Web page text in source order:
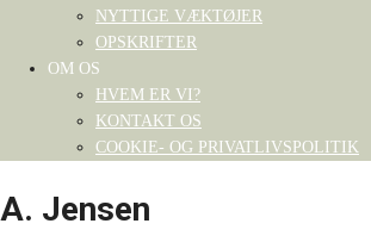
NYTTIGE VÆKTØJER
OPSKRIFTER
OM OS
HVEM ER VI?
KONTAKT OS
COOKIE- OG PRIVATLIVSPOLITIK
A. Jensen